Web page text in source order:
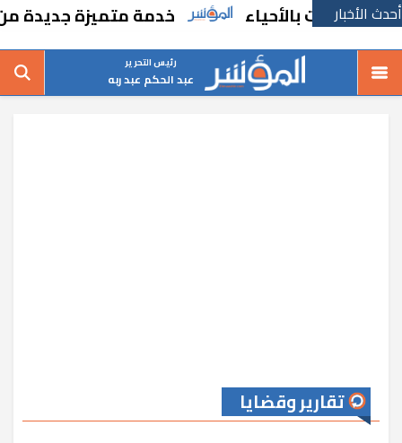
أحدث الأخبار خدمة متميزة جديدة من السكة
رئيس التحرير
عبد الحكم عبد ربه
تقارير وقضايا